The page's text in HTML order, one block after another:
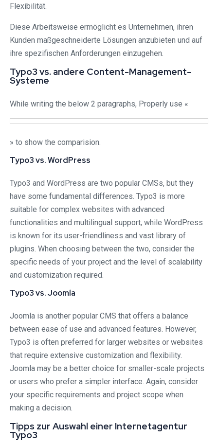
Flexibilität.
Diese Arbeitsweise ermöglicht es Unternehmen, ihren
Kunden maßgeschneiderte Lösungen anzubieten und auf
ihre spezifischen Anforderungen einzugehen.
Typo3 vs. andere Content-Management-
Systeme
While writing the below 2 paragraphs, Properly use «
» to show the comparision.
Typo3 vs. WordPress
Typo3 and WordPress are two popular CMSs, but they
have some fundamental differences. Typo3 is more
suitable for complex websites with advanced
functionalities and multilingual support, while WordPress
is known for its user-friendliness and vast library of
plugins. When choosing between the two, consider the
specific needs of your project and the level of scalability
and customization required.
Typo3 vs. Joomla
Joomla is another popular CMS that offers a balance
between ease of use and advanced features. However,
Typo3 is often preferred for larger websites or websites
that require extensive customization and flexibility.
Joomla may be a better choice for smaller-scale projects
or users who prefer a simpler interface. Again, consider
your specific requirements and project scope when
making a decision.
Tipps zur Auswahl einer Internetagentur
Typo3